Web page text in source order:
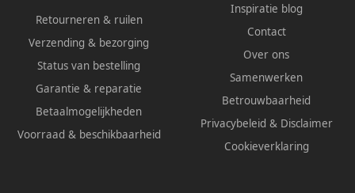
Retourneren & ruilen
Verzending & bezorging
Status van bestelling
Garantie & reparatie
Betaalmogelijkheden
Voorraad & beschikbaarheid
Inspiratie blog
Contact
Over ons
Samenwerken
Betrouwbaarheid
Privacybeleid & Disclaimer
Cookieverklaring